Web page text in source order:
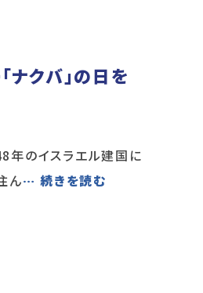
ナクバ」の日を
年のイスラエル建国に
ん… 続きを読む